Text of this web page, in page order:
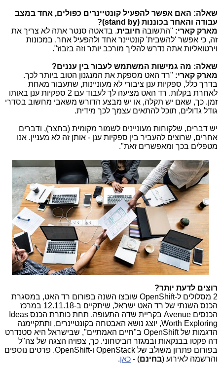
שאלה: האם אפשר להפעיל קונטיינרים כפולים, אחד במצב
עבודה והאחר בכוננות (stand by)
?
מארק קארי: "התשובה חיובית. בדאטה סנטר אתה לא צריך את
זה, כי אפשר 'להשבית' קונטיינר אחד ולהפעיל אחר. במכונות
וירטואליות אתה נדרש להליך מורכב יותר וזה בזבוז".
שאלה: מה גמישות המשתמש לעבור בין עננים?
מארק קארי: "רד האט מספקת את המנגנון הטוב ביותר לכך.
בדרך כלל, ספקיות ענן ציבורי לא מעוניינות, שתעבור מאחת
לאחרת בקלות. רד האט מציעה לך לעבוד עם 2 ספקיות ענן באותו
זמן. כך, שאם יש תקלה, או יש מבצע הדורש משאבי מחשוב בסדרי
גודל גדולים, תוכל להתאים עצמך לכך מידית.
יש דברים, שלקוחות מעוניינים לשמור מקומית (בחצר), ודברים
אחרים, שרוצים להעביר בין ספקיות ענן - אותן זה לא מעניין. אנו
מטפלים בכך ומאפשרים זאת".
רוצים לדעת יותר?
2 מסלולים ל-
OpenShift שובצו השנה בפורום רד האט, במסגרת
הכנס השנתי של רד האט ישראל, שיתקיים ב-12.11.18 במרכז
הכנסים Avenue בקריית שדה התעופה. תחת כותרת הכנס Ideas
Worth Exploring, יוצג נושא האבטחה בקונטיינרים, ותתקיימנה
הדגמות שלOpenShift ב"חיים האמתיים", שבישראל היא סטנדרט
דה פקטו בבנקאות ובמגזר הביטחוני. כך, צפויה הצגה של צה"ל
בפורום פתרון משולב של OpenStack ו-OpenShift. פרטים נוספים
והרשמה לאירוע (בחינם) - כאן.